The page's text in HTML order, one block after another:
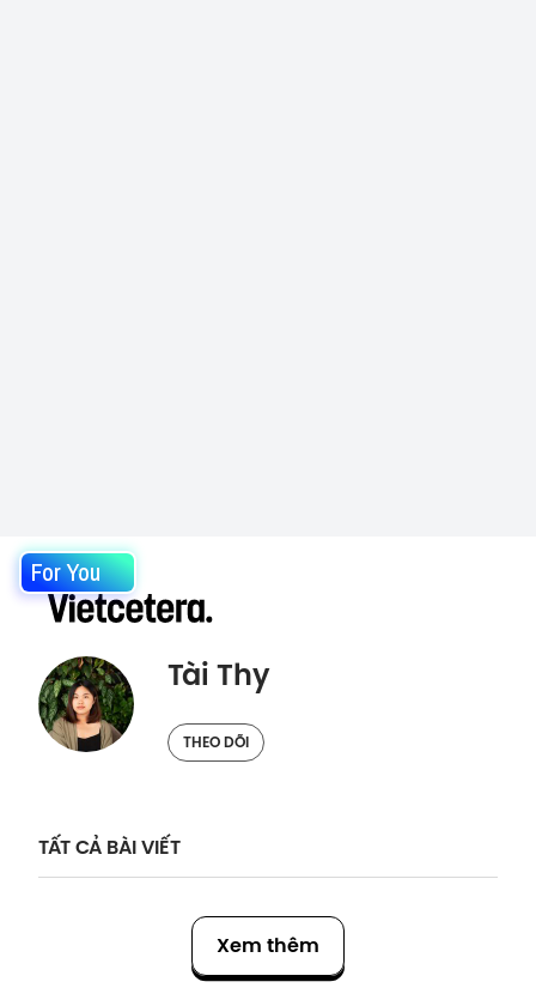
For You
Tài Thy
THEO DÕI
TẤT CẢ BÀI VIẾT
Xem thêm